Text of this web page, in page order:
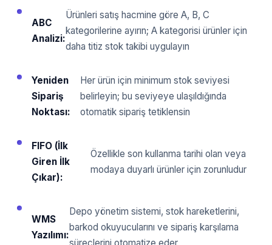
ABC
Analizi:
Ürünleri satış hacmine göre A, B, C
kategorilerine ayırın; A kategorisi ürünler için
daha titiz stok takibi uygulayın
Yeniden
Sipariş
Noktası:
Her ürün için minimum stok seviyesi
belirleyin; bu seviyeye ulaşıldığında
otomatik sipariş tetiklensin
FIFO (İlk
Giren İlk
Çıkar):
Özellikle son kullanma tarihi olan veya
modaya duyarlı ürünler için zorunludur
WMS
Yazılımı:
Depo yönetim sistemi, stok hareketlerini,
barkod okuyucularını ve sipariş karşılama